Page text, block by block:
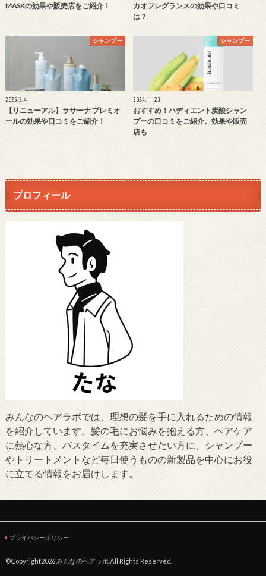
MASKの効果や販売店をご紹介！
カオフレグランスの効果や口コミ
は？
シャンプー
2025.2.4
【リニューアル】ラサーナ プレミオ
ールの効果や口コミをご紹介！
シャンプー
2024.11.23
おすすめ！ハディエント炭酸シャン
プーの口コミをご紹介。効果や販売
店も
プロフィール
みんなのヘアラボでは、理想の髪を手に入れるための情報
を紹介しています。髪の毛にお悩みを抱える方、ヘアケア
に熱心な方、バスタイムを充実させたい方に、シャンプー
やトリートメントなど毎日使うものの新製品を中心にお役
に立てる情報をお届けします。
プライバシーポリシー
©Copyright2026 みんなのヘアラボ .All Rights Reserved.